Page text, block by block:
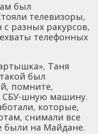
был
телевизоры,
разных ракурсов,
телефонных
Таня
был
помните,
СБУ-шную машину.
которые,
снимали все
были на Майдане.